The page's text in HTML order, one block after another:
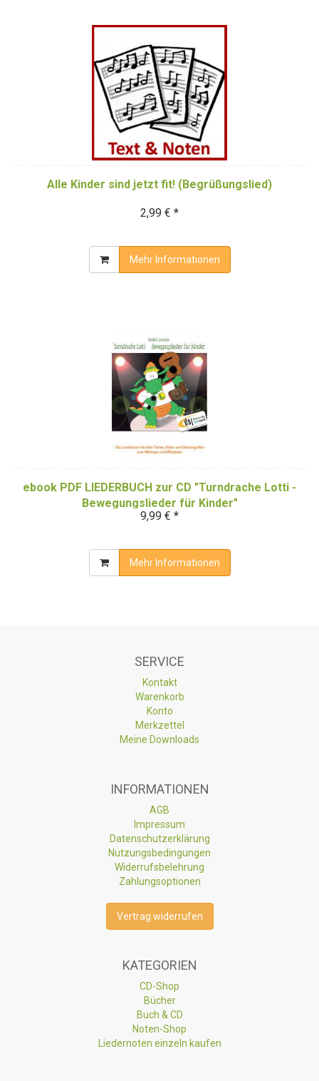
Alle Kinder sind jetzt fit! (Begrüßungslied)
2,99 € *
Mehr Informationen
ebook PDF LIEDERBUCH zur CD "Turndrache Lotti -
Bewegungslieder für Kinder"
9,99 € *
Mehr Informationen
SERVICE
Kontakt
Warenkorb
Konto
Merkzettel
Meine Downloads
INFORMATIONEN
AGB
Impressum
Datenschutzerklärung
Nutzungsbedingungen
Widerrufsbelehrung
Zahlungsoptionen
Vertrag widerrufen
KATEGORIEN
CD-Shop
Bücher
Buch & CD
Noten-Shop
Liedernoten einzeln kaufen